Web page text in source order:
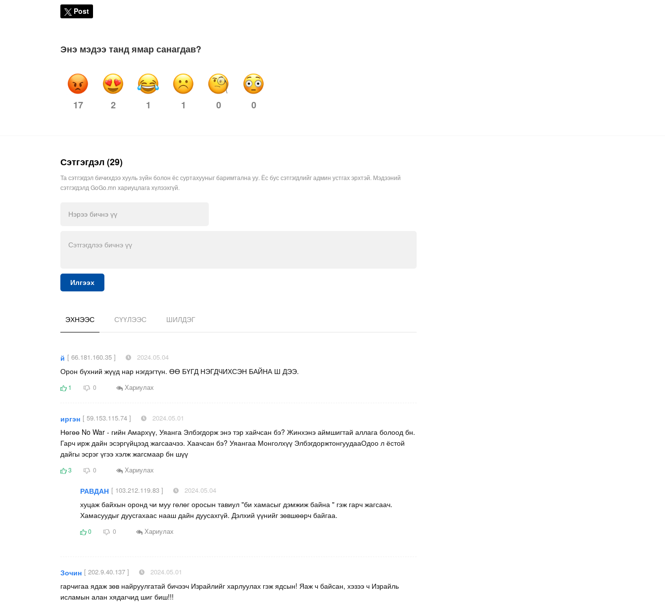
Post
Энэ мэдээ танд ямар санагдав?
17 2 1 1 0 0
Сэтгэгдэл (29)
Та сэтгэгдэл бичихдээ хууль зүйн болон ёс суртахууныг баримтална уу. Ёс бус сэтгэгдлийг админ устгах эрхтэй. Мэдээний
сэтгэгдэлд GoGo.mn хариуцлага хүлээхгүй.
Илгээх
ЭХНЭЭС СҮҮЛЭЭС ШИЛДЭГ
й [ 66.181.160.35 ] 2024.05.04
Орон бүхний жүүд нар нэгдэгтүн. ӨӨ БҮГД НЭГДЧИХСЭН БАЙНА Ш ДЭЭ.
1 0 Хариулах
иргэн [ 59.153.115.74 ] 2024.05.01
Нөгөө No War - гийн Амархүү, Уяанга Элбэгдорж энэ тэр хайчсан бэ? Жинхэнэ аймшигтай аллага болоод бн.
Гарч ирж дайн эсэргүйцээд жагсаачээ. Хаачсан бэ? Уяангаа Монголхүү ЭлбэгдоржтонгуудааОдоо л ёстой
дайгы эсрэг үгээ хэлж жагсмаар бн шүү
3 0 Хариулах
РАВДАН [ 103.212.119.83 ] 2024.05.04
хуцаж байхын оронд чи муу гөлөг оросын тавиул "би хамасыг дэмжиж байна " гэж гарч жагсаач.
Хамасуудыг дуусгахаас нааш дайн дуусахгүй. Дэлхий үүнийг зөвшөөрч байгаа.
0 0 Хариулах
Зочин [ 202.9.40.137 ] 2024.05.01
гарчигаа ядаж зөв найруулгатай бичээч Израйлийг харлуулах гэж ядсын! Яаж ч байсан, хэзээ ч Израйль
исламын алан хядагчид шиг биш!!!